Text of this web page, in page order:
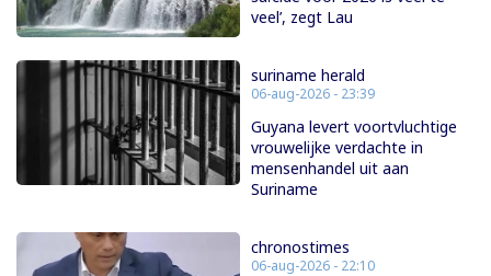
veel’, zegt Lau
suriname herald
06-aug-2026 - 23:39
Guyana levert voortvluchtige
vrouwelijke verdachte in
mensenhandel uit aan
Suriname
chronostimes
06-aug-2026 - 22:10